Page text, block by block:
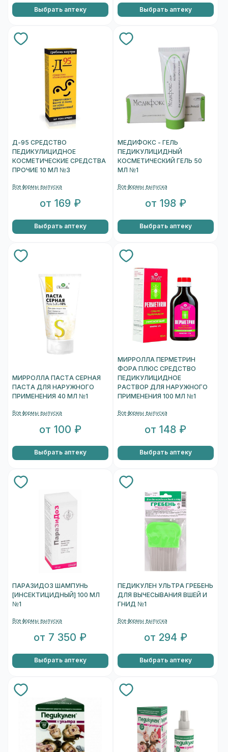
Выбрать аптеку Выбрать аптеку
Д-95 СРЕДСТВО
ПЕДИКУЛИЦИДНОЕ
КОСМЕТИЧЕСКИЕ СРЕДСТВА
ПРОЧИЕ 10 МЛ №3
Все формы выпуска
от 169 ₽
Выбрать аптеку
МЕДИФОКС - ГЕЛЬ
ПЕДИКУЛИЦИДНЫЙ
КОСМЕТИЧЕСКИЙ ГЕЛЬ 50
МЛ №1
Все формы выпуска
от 198 ₽
Выбрать аптеку
МИРРОЛЛА ПАСТА СЕРНАЯ
ПАСТА ДЛЯ НАРУЖНОГО
ПРИМЕНЕНИЯ 40 МЛ №1
Все формы выпуска
от 100 ₽
Выбрать аптеку
МИРРОЛЛА ПЕРМЕТРИН
ФОРА ПЛЮС СРЕДСТВО
ПЕДИКУЛИЦИДНОЕ
РАСТВОР ДЛЯ НАРУЖНОГО
ПРИМЕНЕНИЯ 100 МЛ №1
Все формы выпуска
от 148 ₽
Выбрать аптеку
ПАРАЗИДОЗ ШАМПУНЬ
[ИНСЕКТИЦИДНЫЙ] 100 МЛ
№1
Все формы выпуска
от 7 350 ₽
Выбрать аптеку
ПЕДИКУЛЕН УЛЬТРА ГРЕБЕНЬ
ДЛЯ ВЫЧЕСЫВАНИЯ ВШЕЙ И
ГНИД №1
Все формы выпуска
от 294 ₽
Выбрать аптеку